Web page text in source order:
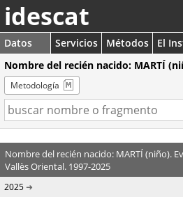
idescat
Datos Servicios Métodos
El
Nombre del recién nacido: MARTÍ
Metodología
Nombre del recién nacido: MARTÍ (niño).
Vallès Oriental. 1997-2025
2025